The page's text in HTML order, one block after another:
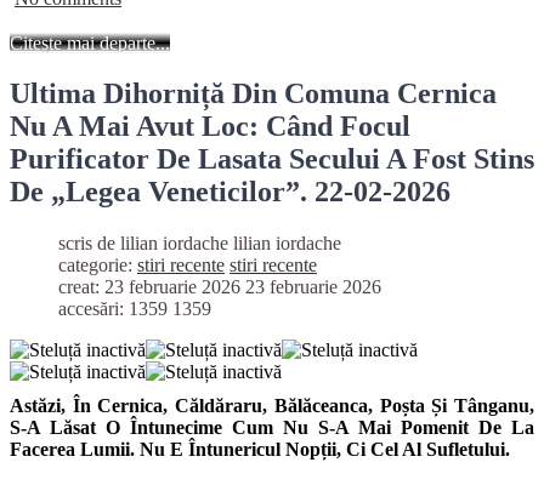
Citește mai departe...
Ultima Dihorniță Din Comuna Cernica
Nu A Mai Avut Loc: Când Focul
Purificator De Lasata Secului A Fost Stins
De „Legea Veneticilor”. 22-02-2026
scris de lilian iordache lilian iordache
categorie: stiri recente stiri recente
creat: 23 februarie 2026 23 februarie 2026
accesări: 1359 1359
Astăzi, În Cernica, Căldăraru, Bălăceanca, Poșta Și Tânganu,
S-A Lăsat O Întunecime Cum Nu S-A Mai Pomenit De La
Facerea Lumii. Nu E Întunericul Nopții, Ci Cel Al Sufletului.